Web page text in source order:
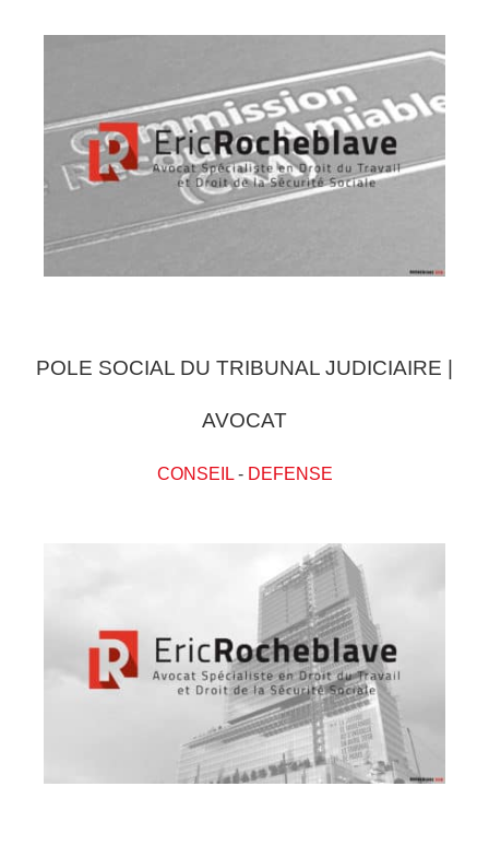
POLE SOCIAL DU TRIBUNAL JUDICIAIRE |
AVOCAT
CONSEIL- DEFENSE